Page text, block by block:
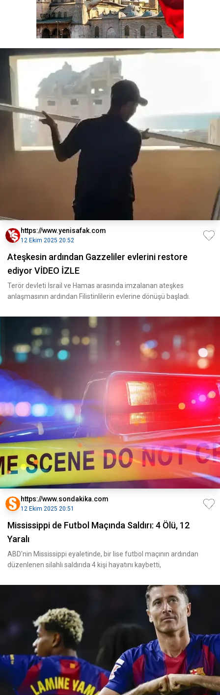
https://www.yenisafak.com
12 Ekim 2025 20:52
Ateşkesin ardından Gazzeliler evlerini restore
ediyor VİDEO İZLE
Terör devleti İsrail ve Hamas arasında imzalanan ateşkes
anlaşmasının ardından Filistinlilerin evlerine dönüşü başladı.
https://www.sondakika.com
12 Ekim 2025 20:51
Mississippi de Futbol Maçında Saldırı: 4 Ölü, 12
Yaralı
ABD'nin Mississippi eyaletinde, bir lise futbol maçının ardından
düzenlenen silahlı saldırıda 4 kişi hayatını kaybetti,